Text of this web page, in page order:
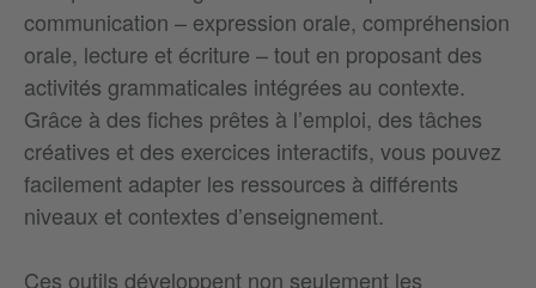
communication – expression orale, compréhension
orale, lecture et écriture – tout en proposant des
activités grammaticales intégrées au contexte.
Grâce à des fiches prêtes à l’emploi, des tâches
créatives et des exercices interactifs, vous pouvez
facilement adapter les ressources à différents
niveaux et contextes d’enseignement.
Ces outils développent non seulement les